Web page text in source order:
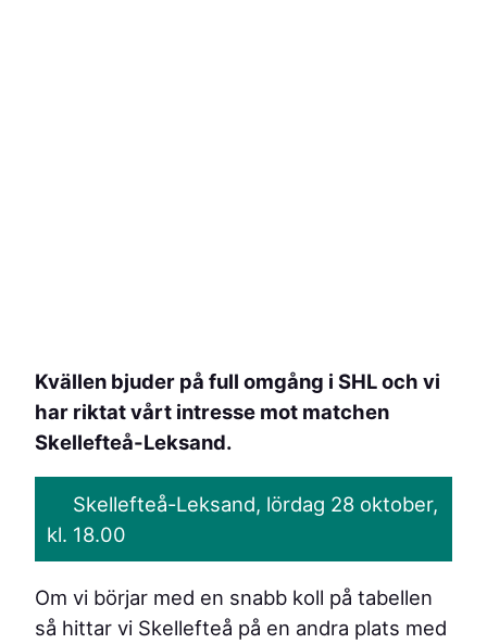
Kvällen bjuder på full omgång i SHL och vi
har riktat vårt intresse mot matchen
Skellefteå-Leksand.
Skellefteå-Leksand, lördag 28 oktober,
kl. 18.00
Om vi börjar med en snabb koll på tabellen
så hittar vi Skellefteå på en andra plats med